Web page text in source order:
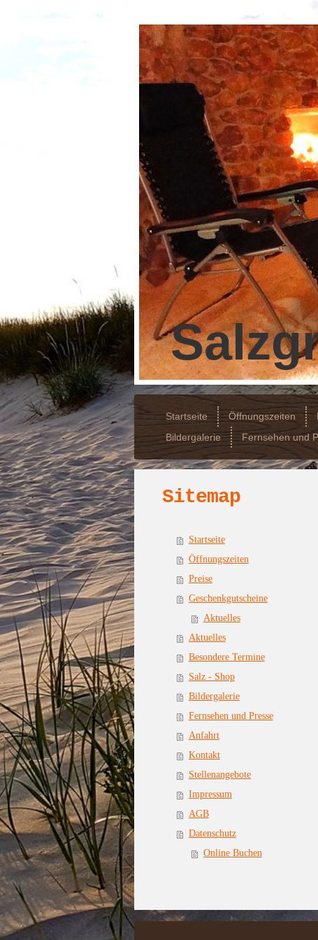
Startseite Öffnungszeiten
Bildergalerie
Fernsehen und
Sitemap
Startseite
Öffnungszeiten
Preise
Geschenkgutscheine
Aktuelles
Aktuelles
Besondere Termine
Salz - Shop
Bildergalerie
Fernsehen und Presse
Anfahrt
Kontakt
Stellenangebote
Impressum
AGB
Datenschutz
Online Buchen